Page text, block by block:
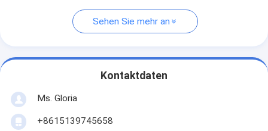
Sehen Sie mehr an
Kontaktdaten
Ms. Gloria
+8615139745658